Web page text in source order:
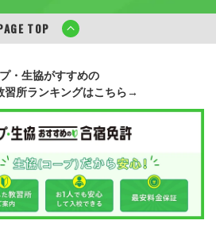
TOP
・生協がすすめの
習所ランキングはこちら→